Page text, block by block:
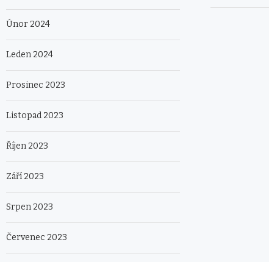
Únor 2024
Leden 2024
Prosinec 2023
Listopad 2023
Říjen 2023
Září 2023
Srpen 2023
Červenec 2023